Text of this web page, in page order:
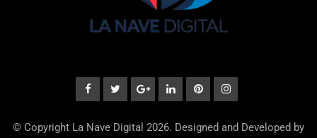
© Copyright La Nave Digital 2026. Designed and Developed by